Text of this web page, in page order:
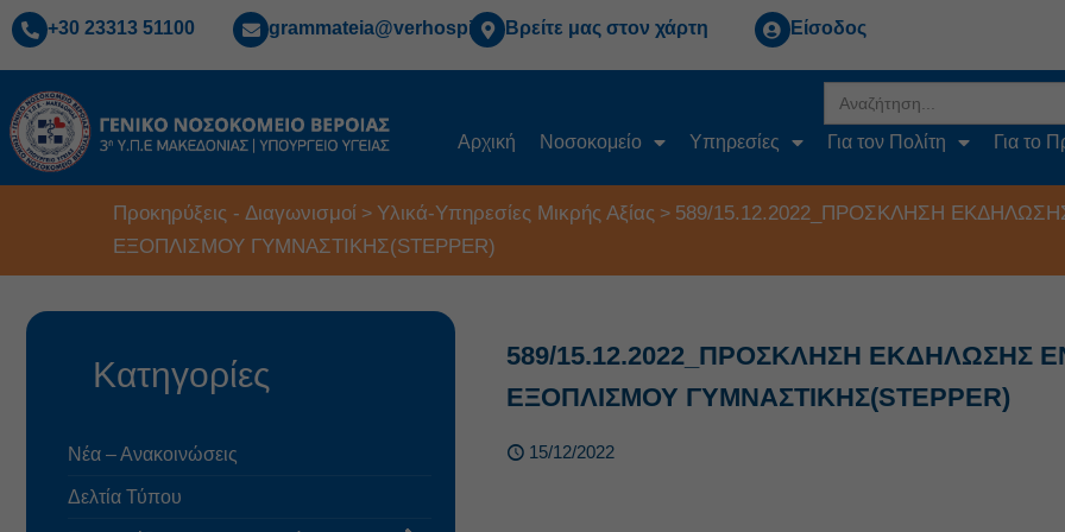
+30 23313 51100 grammateia@verhospi.gr Βρείτε μας στον χάρτη Είσοδος
for:
Αρχική Νοσοκομείο Υπηρεσίες Για τον Πολίτη Για το
Προκηρύξεις - Διαγωνισμοί > Υλικά-Υπηρεσίες Μικρής Αξίας > 589/15.12.2022_ΠΡΟΣΚΛΗΣΗ
ΕΞΟΠΛΙΣΜΟΥ ΓΥΜΝΑΣΤΙΚΗΣ(STEPPER)
589/15.12.2022_ΠΡΟΣΚΛΗΣΗ ΕΚΔΗΛΩΣΗΣ
ΕΞΟΠΛΙΣΜΟΥ ΓΥΜΝΑΣΤΙΚΗΣ(STEPPER)
15/12/2022
Κατηγορίες
Νέα – Ανακοινώσεις
Δελτία Τύπου